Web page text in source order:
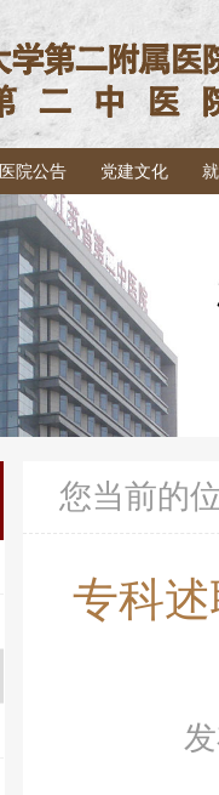
医院公告 党建文化
您当前的
专科